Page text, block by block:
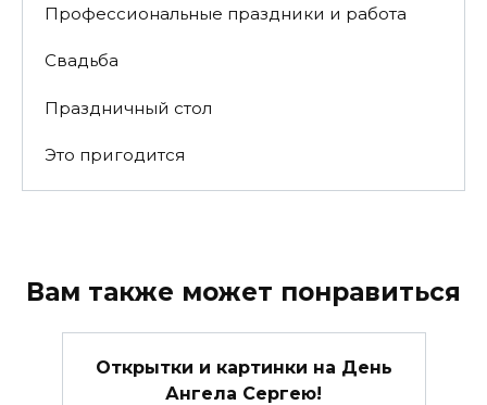
Профессиональные праздники и работа
Свадьба
Праздничный стол
Это пригодится
Вам также может понравиться
Открытки и картинки на День
Ангела Сергею!